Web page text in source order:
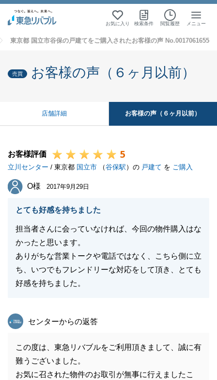
お気に入り 検索条件 閲覧履歴 メニュー
東京都 国立市谷保の戸建てをご購入されたお客様の声 No.0017061655
売買 お客様の声（６ヶ月以前）
店舗詳細 お客様の声（６ヶ月以前）
お客様評価 5
立川センター / 東京都 国立市 （谷保駅）の 戸建て を ご購入
O様
O様 2017年9月29日
とても好感を持ちました
担当者さんに会っていなければ、今回の物件購入はな
かったと思います。
ありがちな営業トークや電話ではなく、こちら側に立
ち、いつでもフレンドリーな対応をして頂き、とても
好感を持ちました。
東急リバブル
センターからの返答
この度は、東急リバブルをご利用頂きまして、誠に有
難うございました。
お気に召された物件のお取引が無事に行えましたこ